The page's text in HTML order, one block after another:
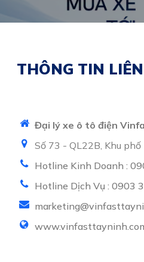
THÔNG TIN
Đại lý xe ô tô điện
Số 73 - QL22B, Khu
Hotline Kinh Doanh :
Hotline Dịch Vụ : 0903